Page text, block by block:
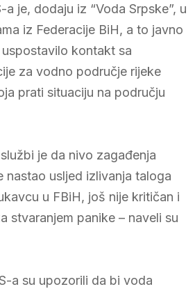
je, dodaju iz “Voda Srpske”, u
iz Federacije BiH, a to javno
kontakt sa
za vodno područje rijeke
prati situaciju na području
je da nivo zagađenja
nastao usljed izlivanja taloga
u FBiH, još nije kritičan i
stvaranjem panike – naveli su
a su upozorili da bi voda